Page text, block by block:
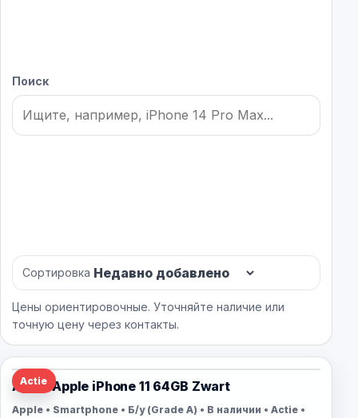
Поиск
Сортировка
Цены ориентировочные. Уточняйте наличие или
точную цену через контакты.
Actie
Apple Apple iPhone 11 64GB Zwart
Apple • Smartphone • Б/у (Grade A) • В наличии • Actie •